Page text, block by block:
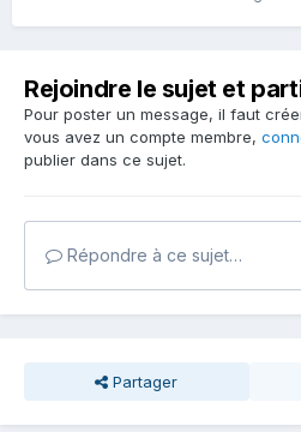
Rejoindre le sujet et
Pour poster un message, il faut
vous avez un compte membre,
publier dans ce sujet.
Répondre à ce sujet…
Partager